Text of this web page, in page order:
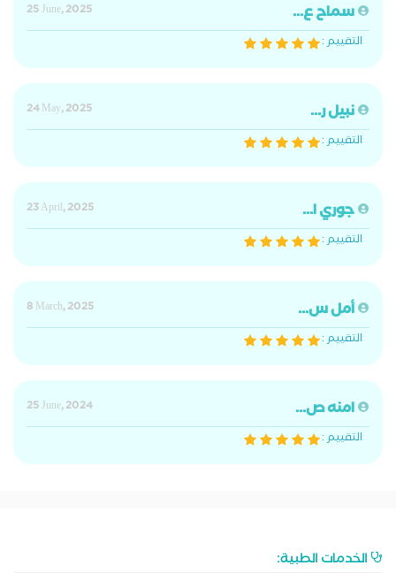
سماح ع...
25 June, 2025
التقييم :
نبيل ر...
24 May, 2025
التقييم :
جوري ا...
23 April, 2025
التقييم :
أمل س...
8 March, 2025
التقييم :
امنه ص...
25 June, 2024
التقييم :
الخدمات الطبية: